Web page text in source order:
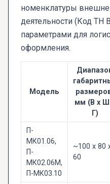
номенклатуры
деятельности (Код
параметрами для
оформления.
Модель
мм (В х Ш
Г)
П-
МК01.06,
П-
МК02.06М,
П-МК03.10
~100 х 80
60